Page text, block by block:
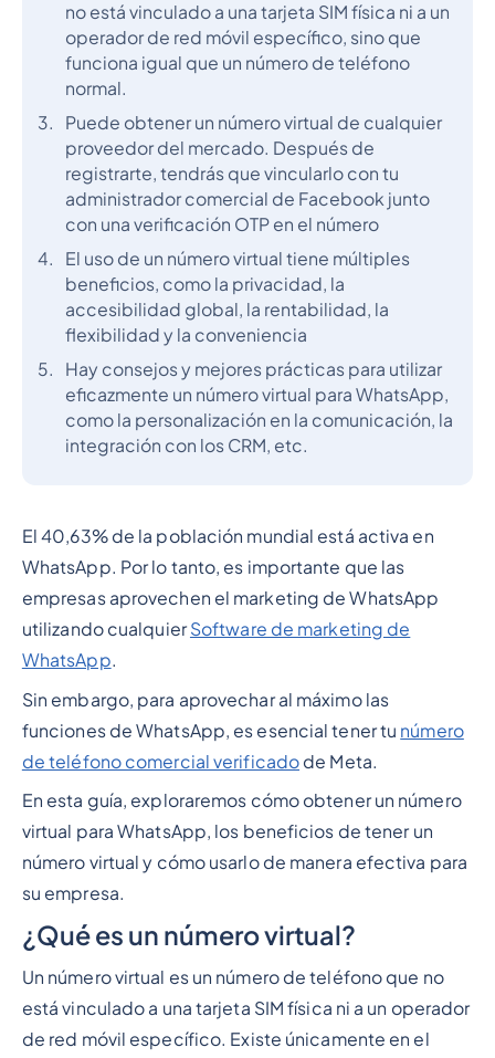
no está vinculado a una tarjeta SIM física ni a un
operador de red móvil específico, sino que
funciona igual que un número de teléfono
normal.
Puede obtener un número virtual de cualquier
proveedor del mercado. Después de
registrarte, tendrás que vincularlo con tu
administrador comercial de Facebook junto
con una verificación OTP en el número
El uso de un número virtual tiene múltiples
beneficios, como la privacidad, la
accesibilidad global, la rentabilidad, la
flexibilidad y la conveniencia
Hay consejos y mejores prácticas para utilizar
eficazmente un número virtual para WhatsApp,
como la personalización en la comunicación, la
integración con los CRM, etc.
El 40,63% de la población mundial está activa en
WhatsApp. Por lo tanto, es importante que las
empresas aprovechen el marketing de WhatsApp
utilizando cualquierSoftware de marketing de
WhatsApp.
Sin embargo, para aprovechar al máximo las
funciones de WhatsApp, es esencial tener tu número
de teléfono comercial verificado de Meta.
En esta guía, exploraremos cómo obtener un número
virtual para WhatsApp, los beneficios de tener un
número virtual y cómo usarlo de manera efectiva para
su empresa.
¿Qué es un número virtual?
Un número virtual es un número de teléfono que no
está vinculado a una tarjeta SIM física ni a un operador
de red móvil específico. Existe únicamente en el